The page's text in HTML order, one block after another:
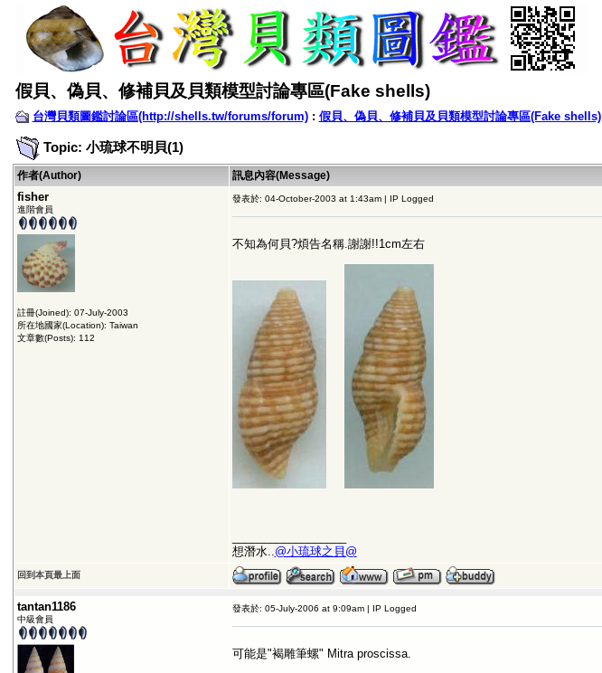
假貝、偽貝、修補貝及貝類模型討論專區(Fake shells)
台灣貝類圖鑑討論區(http://shells.tw/forums/forum): 假貝、偽貝、修補貝及貝類模型討論專區(Fake shells)
Topic: 小琉球不明貝(1)
作者(Author) 訊息內容(Message)
fisher
進階會員
註冊(Joined): 07-July-2003
所在地國家(Location): Taiwan
文章數(Posts): 112
發表於: 04-October-2003 at 1:43am | IP Logged
不知為何貝?煩告名稱.謝謝!!1cm左右
想潛水..@小琉球之貝@
回到本頁最上面
tantan1186
中級會員
發表於: 05-July-2006 at 9:09am | IP Logged
可能是"褐雕筆螺" Mitra proscissa.